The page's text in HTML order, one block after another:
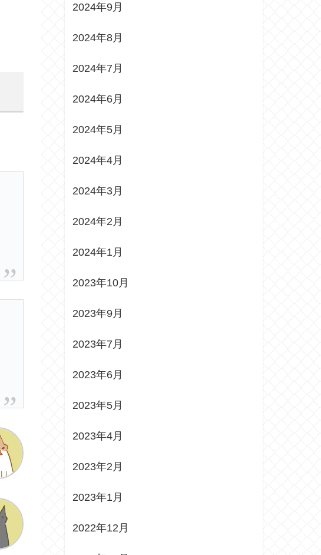
2024年9月
2024年8月
2024年7月
2024年6月
2024年5月
2024年4月
2024年3月
2024年2月
2024年1月
2023年10月
2023年9月
2023年7月
2023年6月
2023年5月
2023年4月
2023年2月
2023年1月
2022年12月